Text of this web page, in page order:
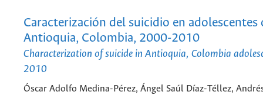
Caracterización del suicidio en adolescentes
Antioquia, Colombia, 2000-2010
Characterization of suicide in Antioquia, Colombia
2010
Óscar Adolfo Medina-Pérez, Ángel Saúl Díaz-Téllez,